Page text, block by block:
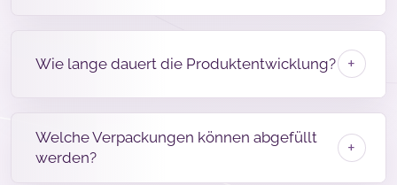
Wie lange dauert die Produktentwicklung?
Welche Verpackungen können abgefüllt
werden?